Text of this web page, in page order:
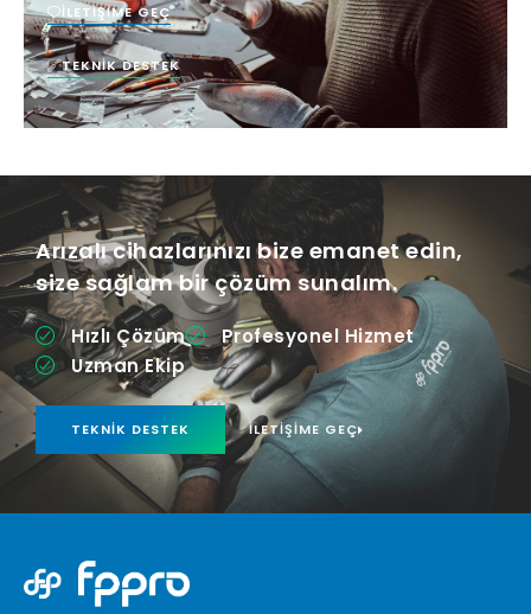
İLETIŞIME GEÇ
TEKNIK DESTEK
Arızalı cihazlarınızı bize emanet edin,
size sağlam bir çözüm sunalım.
Hızlı Çözüm
Profesyonel Hizmet
Uzman Ekip
TEKNIK DESTEK İLETIŞIME GEÇ